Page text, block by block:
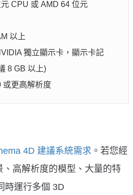
CPU 或 AMD 64 位元
以上
獨立顯示卡，顯示卡記
8 GB 以上)
或更高解析度
4D 建議系統需求 。若您經
、高解析度的模型、大量的特
時運行多個 3D